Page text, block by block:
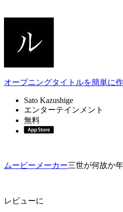
オープニングタイトルを簡単に
Sato Kazushige
エンターテインメント
無料
ムービーメーカー三世が何故か
レビューに